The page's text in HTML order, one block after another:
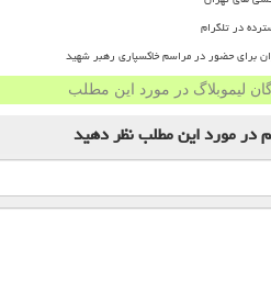
در تلگرام
برای حضور در مراسم خاکسپاری رهبر شهید
لیموبلاگ در مورد این مطلب
در مورد این مطلبنظر دهید